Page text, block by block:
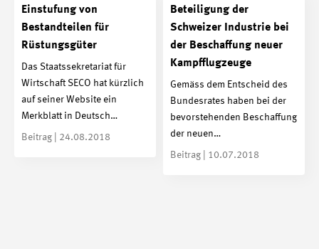
Einstufung von
Bestandteilen für
Rüstungsgüter
Das Staatssekretariat für
Wirtschaft SECO hat kürzlich
auf seiner Website ein
Merkblatt in Deutsch…
Beitrag | 24.08.2018
Beteiligung der
Schweizer Industrie bei
der Beschaffung neuer
Kampfflugzeuge
Gemäss dem Entscheid des
Bundesrates haben bei der
bevorstehenden Beschaffung
der neuen…
Beitrag | 10.07.2018